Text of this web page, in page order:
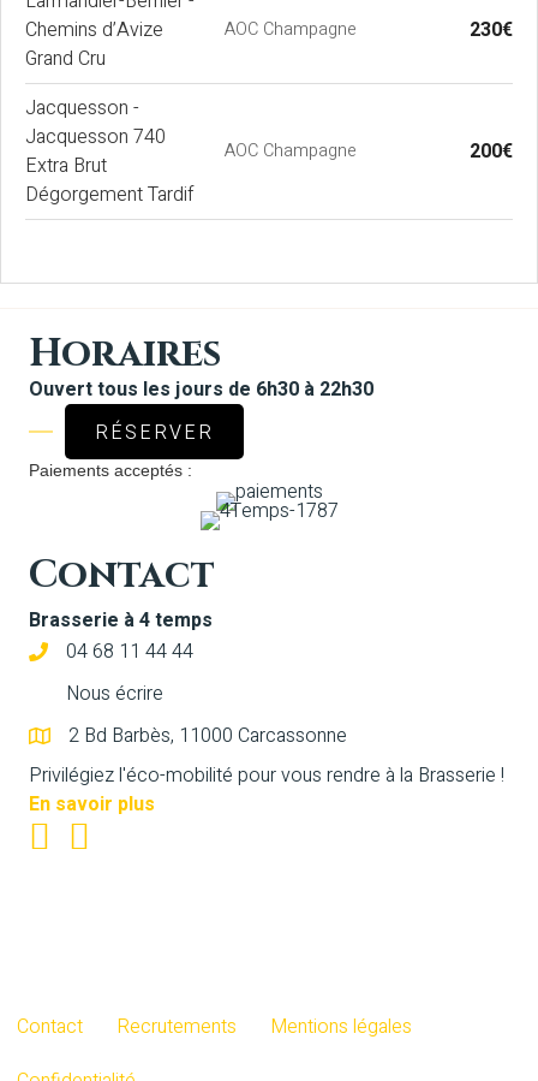
Chemins d’Avize
Grand Cru
AOC Champagne 230€
Jacquesson -
Jacquesson 740
Extra Brut
Dégorgement Tardif
AOC Champagne 200€
Horaires
Ouvert tous les jours de 6h30 à 22h30
RÉSERVER
Paiements acceptés :
Contact
Brasserie à 4 temps
04 68 11 44 44
Nous écrire
2 Bd Barbès, 11000 Carcassonne
Privilégiez l'éco-mobilité pour vous rendre à la Brasserie !
En savoir plus
Contact Recrutements
Mentions légales